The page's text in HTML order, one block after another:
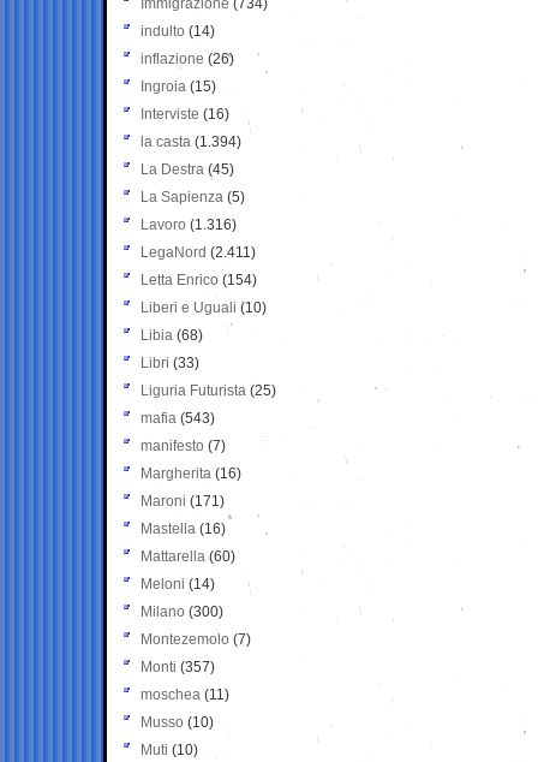
Immigrazione (734)
indulto (14)
inflazione (26)
Ingroia (15)
Interviste (16)
la casta (1.394)
La Destra (45)
La Sapienza (5)
Lavoro (1.316)
LegaNord (2.411)
Letta Enrico (154)
Liberi e Uguali (10)
Libia (68)
Libri (33)
Liguria Futurista (25)
mafia (543)
manifesto (7)
Margherita (16)
Maroni (171)
Mastella (16)
Mattarella (60)
Meloni (14)
Milano (300)
Montezemolo (7)
Monti (357)
moschea (11)
Musso (10)
Muti (10)